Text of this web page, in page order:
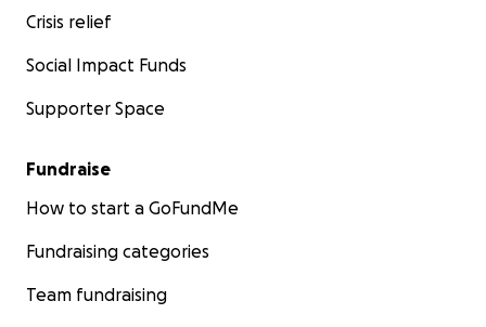
Crisis relief
Social Impact Funds
Supporter Space
Fundraise
How to start a GoFundMe
Fundraising categories
Team fundraising